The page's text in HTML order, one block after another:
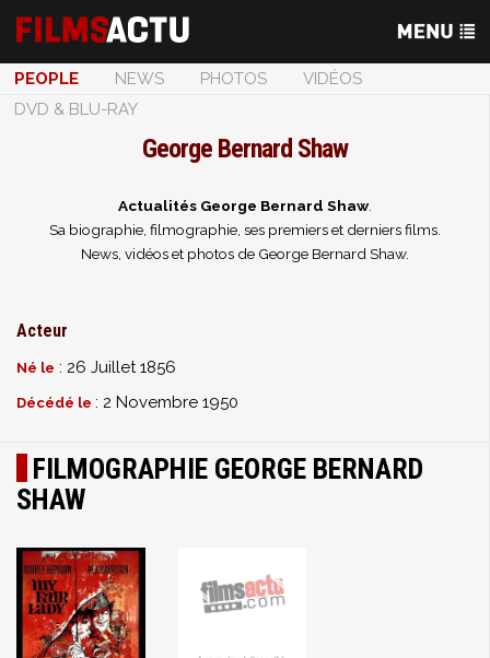
PEOPLE NEWS PHOTOS
VIDÉOS
DVD & BLU-RAY
George Bernard Shaw
Actualités George Bernard Shaw.
Sa biographie, filmographie, ses premiers et derniers films.
News, vidéos et photos de George Bernard Shaw.
Acteur
Né le : 26 Juillet 1856
Décédé le : 2 Novembre 1950
FILMOGRAPHIE GEORGE BERNARD
SHAW